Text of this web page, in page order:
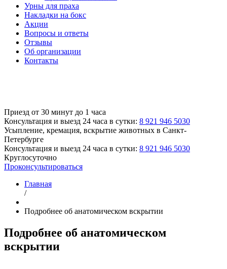
Урны для праха
Накладки на бокс
Акции
Вопросы и ответы
Отзывы
Об организации
Контакты
Приезд от 30 минут до 1 часа
Консультация и выезд 24 часа в сутки: 8 921 946 5030
Усыпление, кремация, вскрытие животных в Санкт-
Петербурге
Консультация и выезд 24 часа в сутки: 8 921 946 5030
Круглосуточно
Проконсультироваться
Главная
/
Подробнее об анатомическом вскрытии
Подробнее об анатомическом
вскрытии